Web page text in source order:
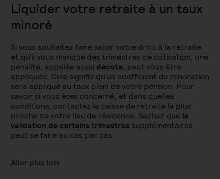
Liquider votre retraite à un taux
minoré
Si vous souhaitez faire valoir votre droit à la retraite
et qu’il vous manque des trimestres de cotisation, une
pénalité, appelée aussi décote, peut vous être
appliquée. Cela signifie qu’un coefficient de minoration
sera appliqué au taux plein de votre pension. Pour
savoir si vous êtes concerné, et dans quelles
conditions, contactez la caisse de retraite la plus
proche de votre lieu de résidence. Sachez que la
validation de certains trimestres supplémentaires
peut se faire au cas par cas.
Aller plus loin